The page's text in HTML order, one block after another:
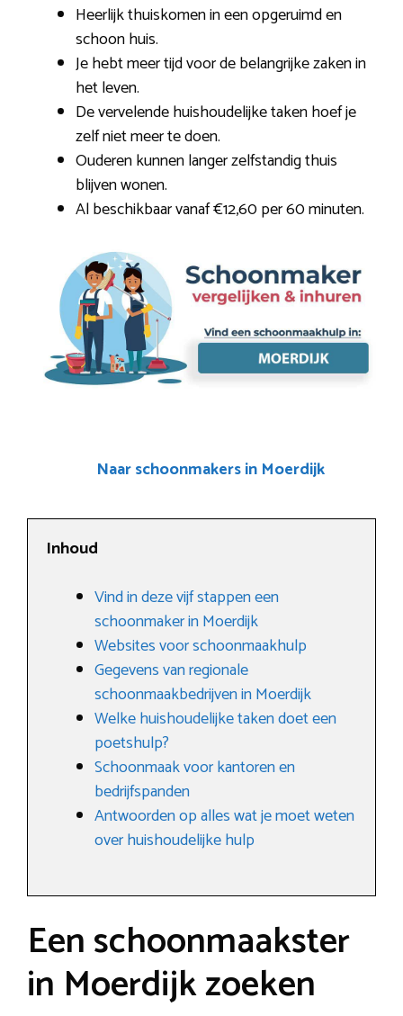
Heerlijk thuiskomen in een opgeruimd en
schoon huis.
Je hebt meer tijd voor de belangrijke zaken in
het leven.
De vervelende huishoudelijke taken hoef je
zelf niet meer te doen.
Ouderen kunnen langer zelfstandig thuis
blijven wonen.
Al beschikbaar vanaf €12,60 per 60 minuten.
Naar schoonmakers in Moerdijk
Inhoud
Vind in deze vijf stappen een
schoonmaker in Moerdijk
Websites voor schoonmaakhulp
Gegevens van regionale
schoonmaakbedrijven in Moerdijk
Welke huishoudelijke taken doet een
poetshulp?
Schoonmaak voor kantoren en
bedrijfspanden
Antwoorden op alles wat je moet weten
over huishoudelijke hulp
Een schoonmaakster
in Moerdijk zoeken